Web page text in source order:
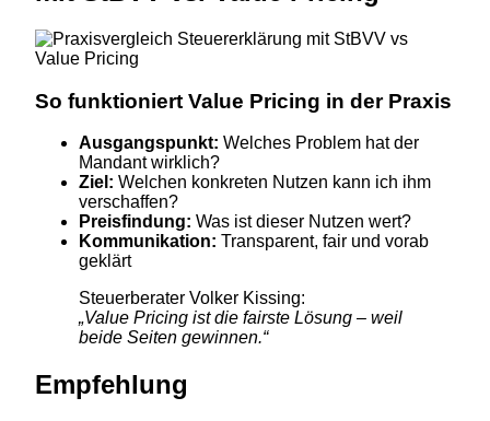
So funktioniert Value Pricing in der Praxis
Ausgangspunkt: Welches Problem hat der
Mandant wirklich?
Ziel: Welchen konkreten Nutzen kann ich ihm
verschaffen?
Preisfindung: Was ist dieser Nutzen wert?
Kommunikation: Transparent, fair und vorab
geklärt
Steuerberater Volker Kissing:
„Value Pricing ist die fairste Lösung – weil
beide Seiten gewinnen.“
Empfehlung